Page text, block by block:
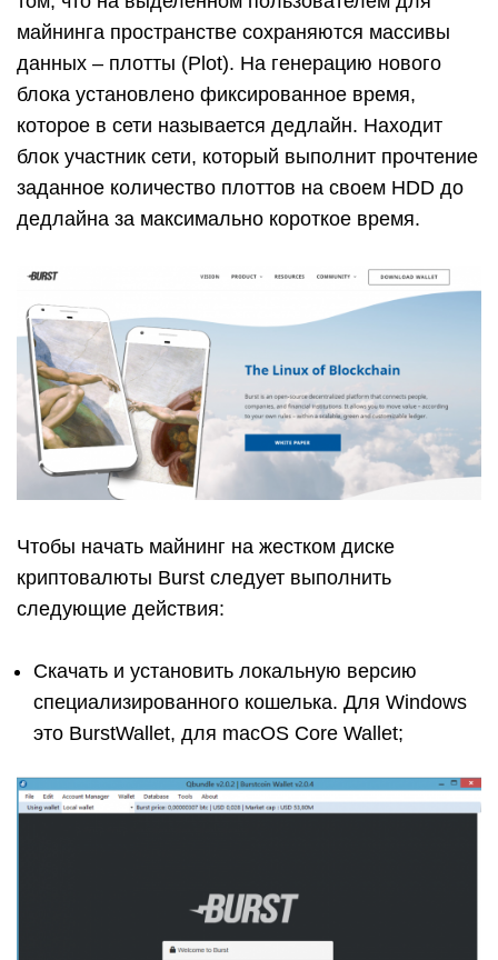
майнинга пространстве сохраняются массивы
данных – плотты (Plot). На генерацию нового
блока установлено фиксированное время,
которое в сети называется дедлайн. Находит
блок участник сети, который выполнит прочтение
заданное количество плоттов на своем HDD до
дедлайна за максимально короткое время.
Чтобы начать майнинг на жестком диске
криптовалюты Burst следует выполнить
следующие действия:
Скачать и установить локальную версию
специализированного кошелька. Для Windows
это BurstWallet, для macOS Core Wallet;